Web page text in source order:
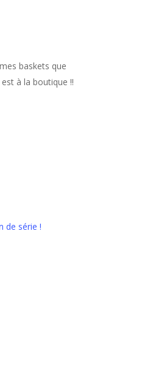
baskets que
à la boutique !!
de série !